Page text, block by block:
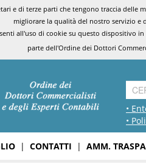
e di terze parti che tengono traccia
migliorare la qualità del nostro servizio e
all'uso di cookie su questo dispositivo
parte dell'Ordine dei Dottori
•
•
| CONTATTI | AMM.